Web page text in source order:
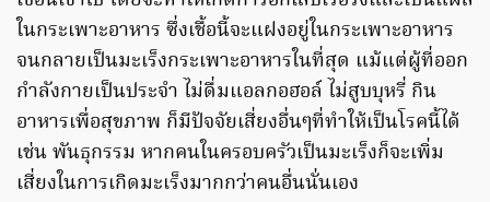
ในกระเพาะอาหาร ซึ่งเชื้อนี้จะแฝงอยู่ในกระเพาะอาหาร
จนกลายเป็นมะเร็งกระเพาะอาหารในที่สุด แม้แต่ผู้ที่ออก
กำลังกายเป็นประจำ ไม่ดื่มแอลกอฮอล์ ไม่สูบบุหรี่ กิน
อาหารเพื่อสุขภาพ ก็มีปัจจัยเสี่ยงอื่นๆที่ทำให้เป็นโรคนี้ได้
เช่น พันธุกรรม หากคนในครอบครัวเป็นมะเร็งก็จะเพิ่ม
เสี่ยงในการเกิดมะเร็งมากกว่าคนอื่นนั่นเอง